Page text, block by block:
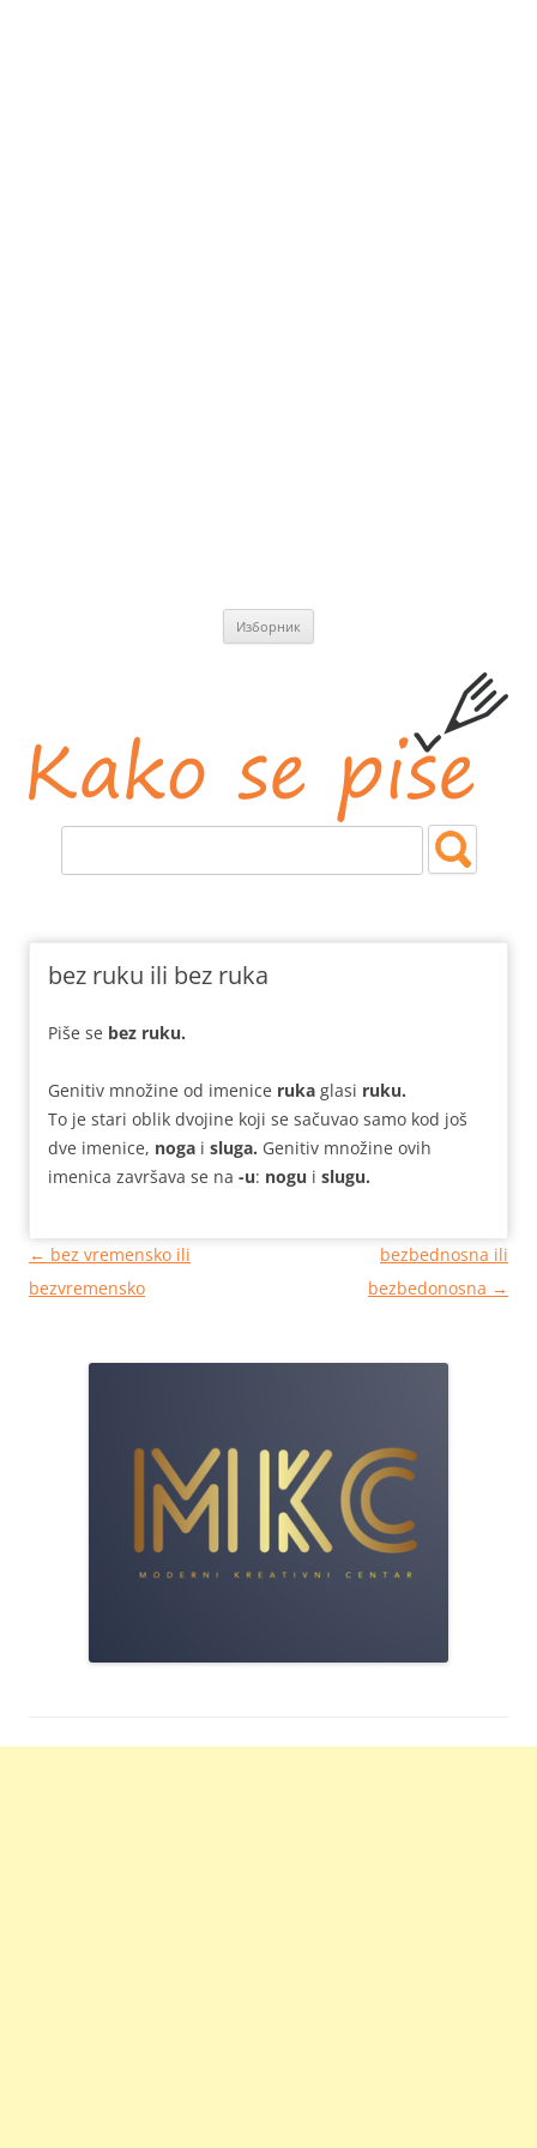
Изборник
bez ruku ili bez ruka
Piše se bez ruku.
Genitiv množine od imenice ruka glasi ruku.
To je stari oblik dvojine koji se sačuvao samo kod još
dve imenice, noga i sluga. Genitiv množine ovih
imenica završava se na -u: nogu i slugu.
Кретање
чланака
← bez vremensko ili
bezvremensko
bezbednosna ili
bezbedonosna →